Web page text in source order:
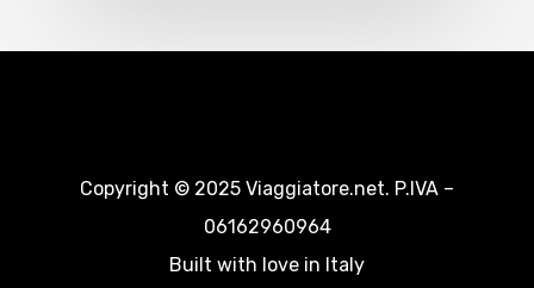
Copyright © 2025 Viaggiatore.net. P.IVA –
06162960964
Built with love in Italy